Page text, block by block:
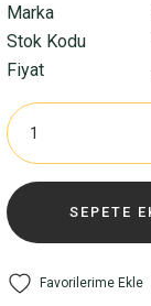
Marka
Stok Kodu
Fiyat
SEPETE